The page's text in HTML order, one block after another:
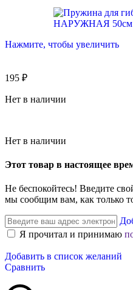
Нажмите, чтобы увеличить
195 ₽
Нет в наличии
Нет в наличии
Этот товар в настоящее
Не беспокойтесь! Введите
мы сообщим вам, как только
Я прочитал и принимаю
Добавить в список желаний
Сравнить